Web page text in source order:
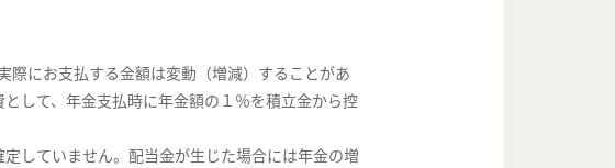
にお支払する金額は変動（増減）することがあ
して、年金支払時に年金額の１％を積立金から控
していません。配当金が生じた場合には年金の増